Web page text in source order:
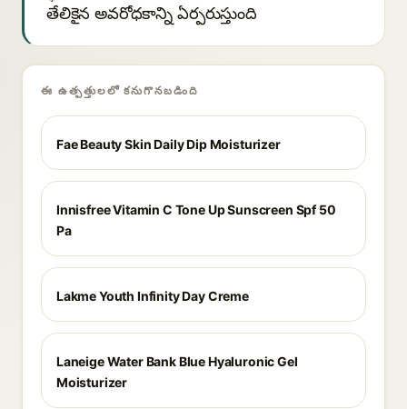
తేలికైన అవరోధకాన్ని ఏర్పరుస్తుంది
ఈ ఉత్పత్తులలో కనుగొనబడింది
Fae Beauty Skin Daily Dip Moisturizer
Innisfree Vitamin C Tone Up Sunscreen Spf 50
Pa
Lakme Youth Infinity Day Creme
Laneige Water Bank Blue Hyaluronic Gel
Moisturizer